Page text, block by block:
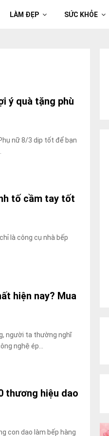
LÀM ĐẸP SỨC KHỎE
ý quà tặng phù
nữ 8/3 dịp tốt để bạn
tố cầm tay tốt
là công cụ nhà bếp
hiện nay? Mua
người ta thường nghĩ
nghệ ép...
thương hiệu dao
con dao làm bếp hàng